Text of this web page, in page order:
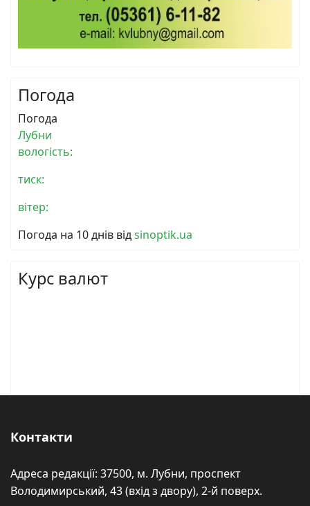
Погода
Погода
Лубни
вологість:
тиск:
вітер:
Погода на 10 днів відsinoptik.ua
Курс валют
Контакти
Адреса редакції: 37500, м. Лубни, проспект
Володимирський, 43 (вхід з двору), 2-й поверх.